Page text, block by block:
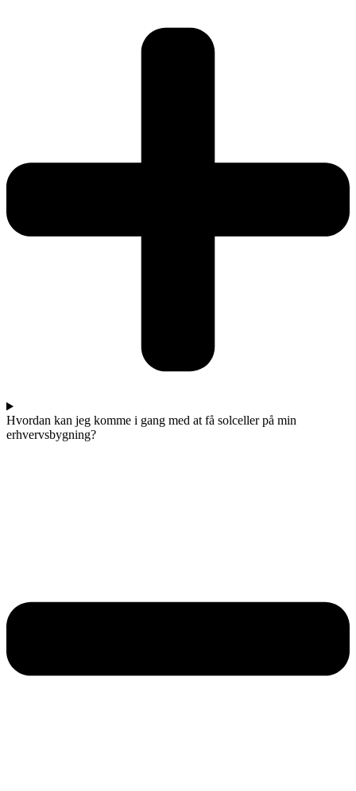
Hvordan kan jeg komme i gang med at få solceller på min
erhvervsbygning?